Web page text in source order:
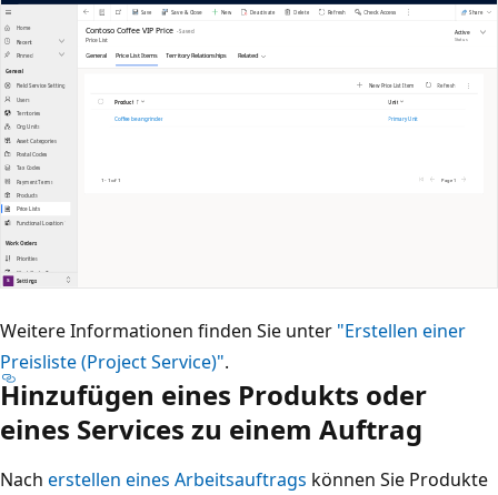
Weitere Informationen finden Sie unter "Erstellen einer
Preisliste (Project Service)".
Hinzufügen eines Produkts oder
eines Services zu einem Auftrag
Nach erstellen eines Arbeitsauftrags können Sie Produkte